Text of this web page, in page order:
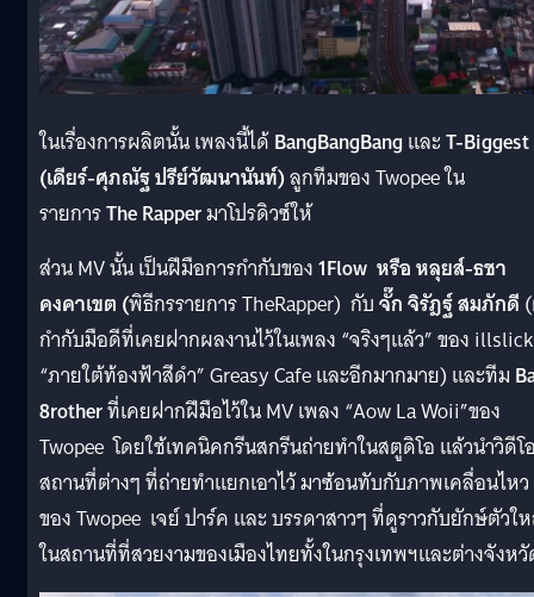
ในเรื่องการผลิตนั้น เพลงนี้ได้BangBangBang และT-Biggest
(เดียร์-ศุภณัฐ ปรีย์วัฒนานันท์)ลูกทีมของ Twopee ใน
รายการThe Rapperมาโปรดิวซ์ให้
ส่วนMVนั้นเป็นฝีมือการกำกับของ1Flow หรือ หลุยส์-ธชา
คงคาเขต (พิธีกรรายการTheRapper) กับจั๊ก จิรัฎฐ์ สมภักดี
กำกับมือดีที่เคยฝากผลงานไว้ในเพลง “จริงๆแล้ว” ของ illslick
“ภายใต้ท้องฟ้าสีดำ” Greasy Cafe และอีกมากมาย) และทีม
8rotherที่เคยฝากฝีมือไว้ใน MV เพลง “Aow La Woii”ของ
Twopee โดยใช้เทคนิคกรีนสกรีนถ่ายทำในสตูดิโอ แล้วนำวิดีโ
สถานที่ต่างๆ ที่ถ่ายทำแยกเอาไว้ มาซ้อนทับกับภาพเคลื่อนไหว
ของ Twopee เจย์ ปาร์ค และ บรรดาสาวๆ ที่ดูราวกับยักษ์ตัวใ
ในสถานที่ที่สวยงามของเมืองไทยทั้งในกรุงเทพฯและต่างจังห